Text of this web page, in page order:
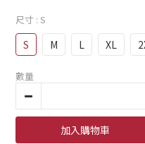
尺寸 : S
S M L XL
數量
加入購物車